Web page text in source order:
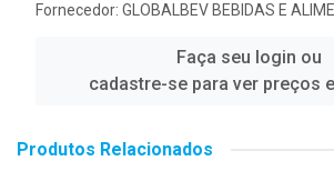
Fornecedor: GLOBALBEV BEBIDAS E
Faça seu login ou
cadastre-se para ver preços
Produtos Relacionados